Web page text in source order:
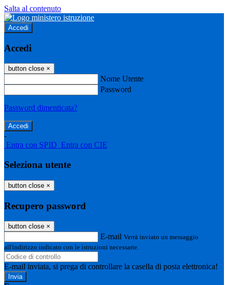
Salta al contenuto
Accedi
Accedi
button close ×
Nome Utente
Password
Password dimenticata?
-
Entra con SPID Entra con CIE
Seleziona utente
button close ×
Recupero password
button close ×
E-mail Verrà inviato un messaggio
all'indirizzo indicato con le istruzioni necessarie.
E-mail inviata, si prega di controllare la casella di posta elettronica!